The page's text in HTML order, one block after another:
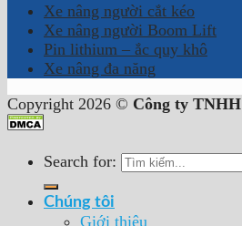
Xe nâng người cắt kéo
Xe nâng người Boom Lift
Pin lithium – ắc quy khô
Xe nâng đa năng
Copyright 2026 © Công ty
Search for:
Chúng tôi
Giới thiệu